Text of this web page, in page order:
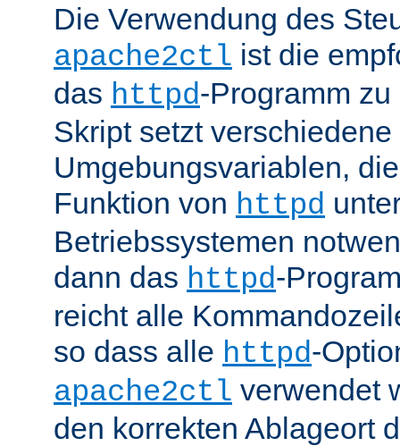
Die Verwendung des
apache2ctl ist die
das httpd-Programm
Skript setzt verschiedene
Umgebungsvariablen,
Funktion von httpd
Betriebssystemen
dann das httpd-
reicht alle
so dass alle httpd-
apache2ctl verwendet
den korrekten Ablageort